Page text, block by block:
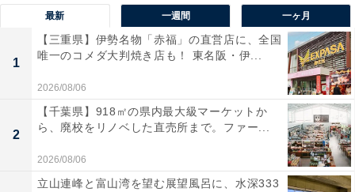
最新 一週間 一ヶ月
1
【三重県】伊勢名物「赤福」の直営店に、全国
唯一のコメダ大判焼き店も！ 東名阪・伊...
2026/08/06
2
【千葉県】918㎡の県内最大級マーケットか
ら、廃校をリノベした直売所まで。ファー...
2026/08/06
立山連峰と富山湾を望む展望風呂に、水深333